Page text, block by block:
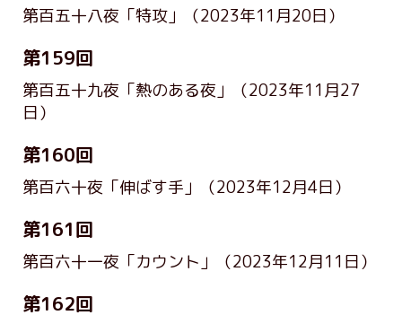
第百五十八夜「特攻」 （2023年11月20日）
第159回
第百五十九夜「熱のある夜」
（2023年11月27
日）
第160回
第百六十夜「伸ばす手」 （2023年12月4日）
第161回
第百六十一夜「カウント」 （2023年12月11日）
第162回